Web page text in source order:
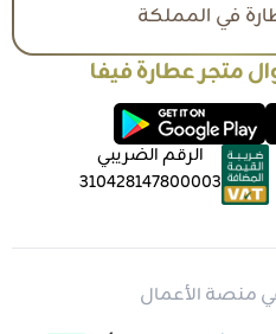
في المملكة
متجر عطارة فيفا
الرقم الضريبي
310428147800003
منصة الأعمال